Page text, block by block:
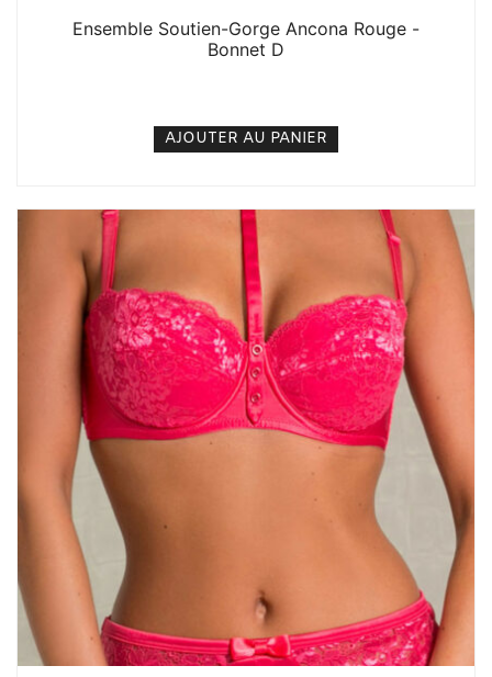
Ensemble Soutien-Gorge Ancona Rouge -
Bonnet D
AJOUTER AU PANIER